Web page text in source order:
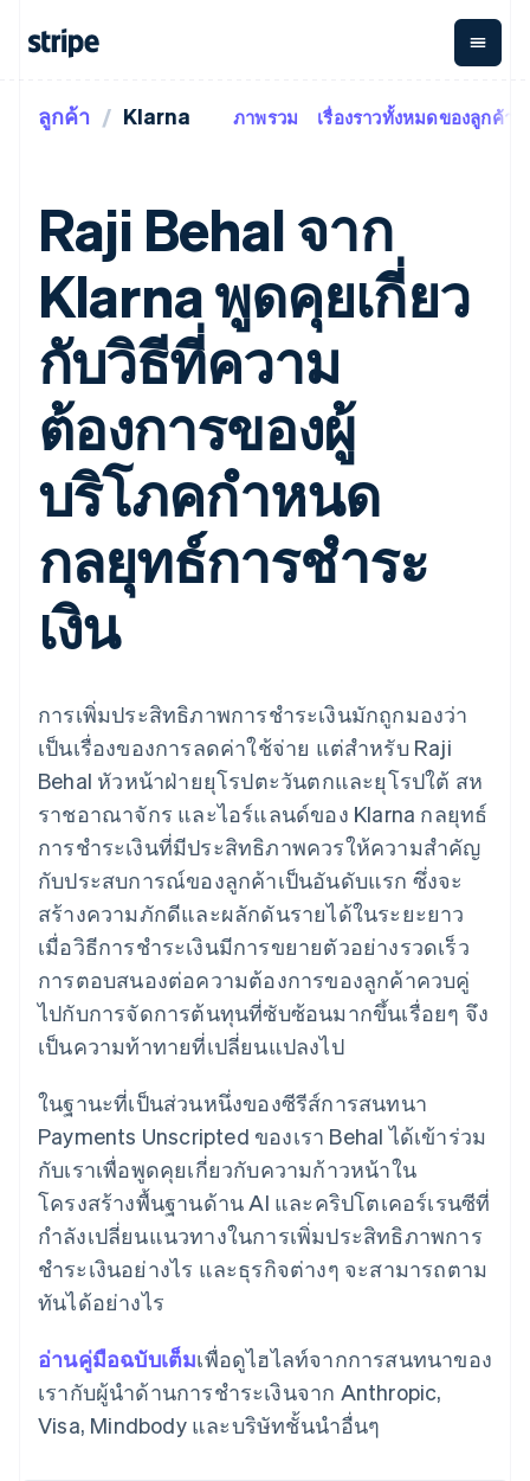
การชำระเงิน
การชำระเงิน
ออนไลน์
Payment links
การชำระเงิน
แบบไม่ต้อง
เขียนโค้ด
Checkout
UI การชำระ
เงินสำเร็จรูป
Elements
องค์ประกอบ UI
ที่ยืดหยุ่น
วิธีการชำระ
เงิน
เข้าถึงได้
รายการ
Authorization
Boost
ยกระดับการ
ยอมรับการ
ชำระเงิน
Link
รายรับ
รายรับตาม
แบบแผนล่วง
หน้า
Metronome
การเรียกเก็บ
เงินตามการ
ใช้งาน
การชำระเงิน
ตามรอบบิล
การจัดการ
ตามรอบบิล
Invoicing
ครั้งเดียวหรือ
ตามแบบแผน
ล่วงหน้า
Tax
คิดภาษีการ
อัตโนมัติ
Revenue
Recognition
รายงานที่
ออกแบบเอง
Data
Pipeline
การซิงค์
ข้อมูล
การ
Global
Payouts
เบิกจ่าย
ให้กับ
แพลตฟ
เพิ่มเติม
Product roadmap
Radar
การป้องกันการฉ้อโกง
Atlas
Climate
การขจัดคาร์บอน
Stripe Sessions 2026
ดูว่า Stripe กำลังสร้างโครงสร้างพื้นฐานระบบเศรษฐกิจสำหรับ
รับชมเลย
ตามขั้น
ตามกรณีใช้งาน
การค้าแบบใช้เอเจนต์
อีคอมเมิร์ซ
บริการทางการเงินที่ผสาน
การทำงานอัตโนมัติด้าน
การเงิน
การชำระเงินในแอป
มาร์เก็ตเพลส
การจัดการเงิน
แพลตฟอร์ม
SaaS
บริษัท AI
แวดวงครีเอเตอร์
เกม
การบริการ การเดินทาง
และสันทนาการ
ประกันภัย
สื่อและความบันเทิง
องค์กรไม่แสวงผลกำไร
บริการเฉพาะทาง
ภาครัฐ
ธุรกิจค้าปลีก
ระบบนิเวศ
Stripe App Marketplace
เอกสารประกอบ
ไลบรารีและ SDK
Stripe Apps
คู่มือ
รับการชำระเงินออนไลน์
ติดตั้งใช้งานการชำระเงิน
สำเร็จรูป
สร้างแพลตฟอร์มหรือ
จัดการการชำระเงินตาม
รอบบิล
เสนอการเรียกเก็บเงินตาม
การใช้งาน
ออกบัตรที่มีสเตเบิลคอยน์
รองรับอยู่
แหล่งข้อมูล
การเชื่อมต่อการทำงาน
ตัวอย่างโค้ด
บล็อกของนักพัฒนา
เรียนรู้
คู่มือ
การสนับสนุน
รับการสนับสนุน
แพ็กเกจการสนับสนุนที่ได้
บริการเฉพาะทาง
บริษัท
แผนงานผลิตภัณฑ์
การประชุมประจำปีแบบ
การติดต่อ
ติดต่อฝ่ายขาย
สมัครเป็นพาร์ทเนอร์
ลูกค้า Klarna ภาพรวม เรื่องราวทั้งหมดของลูกค้า
Raji Behal จาก
Klarna พูดคุยเกี่ยว
กับวิธีที่ความ
ต้องการของผู้
บริโภคกำหนด
กลยุทธ์การชำระ
เงิน
การเพิ่มประสิทธิภาพการชำระเงินมักถูกมองว่า
เป็นเรื่องของการลดค่าใช้จ่าย แต่สำหรับ Raji
Behal หัวหน้าฝ่ายยุโรปตะวันตกและยุโรปใต้ สห
ราชอาณาจักร และไอร์แลนด์ของ Klarna กลยุทธ์
การชำระเงินที่มีประสิทธิภาพควรให้ความสำคัญ
กับประสบการณ์ของลูกค้าเป็นอันดับแรก ซึ่งจะ
สร้างความภักดีและผลักดันรายได้ในระยะยาว
เมื่อวิธีการชำระเงินมีการขยายตัวอย่างรวดเร็ว
การตอบสนองต่อความต้องการของลูกค้าควบคู่
ไปกับการจัดการต้นทุนที่ซับซ้อนมากขึ้นเรื่อยๆ จึง
เป็นความท้าทายที่เปลี่ยนแปลงไป
ในฐานะที่เป็นส่วนหนึ่งของซีรีส์การสนทนา
Payments Unscripted ของเรา Behal ได้เข้าร่วม
กับเราเพื่อพูดคุยเกี่ยวกับความก้าวหน้าใน
โครงสร้างพื้นฐานด้าน AI และคริปโตเคอร์เรนซีที่
กำลังเปลี่ยนแนวทางในการเพิ่มประสิทธิภาพการ
ชำระเงินอย่างไร และธุรกิจต่างๆ จะสามารถตาม
ทันได้อย่างไร
อ่านคู่มือฉบับเต็มเพื่อดูไฮไลท์จากการสนทนาของ
เรากับผู้นำด้านการชำระเงินจาก Anthropic,
Visa, Mindbody และบริษัทชั้นนำอื่นๆ